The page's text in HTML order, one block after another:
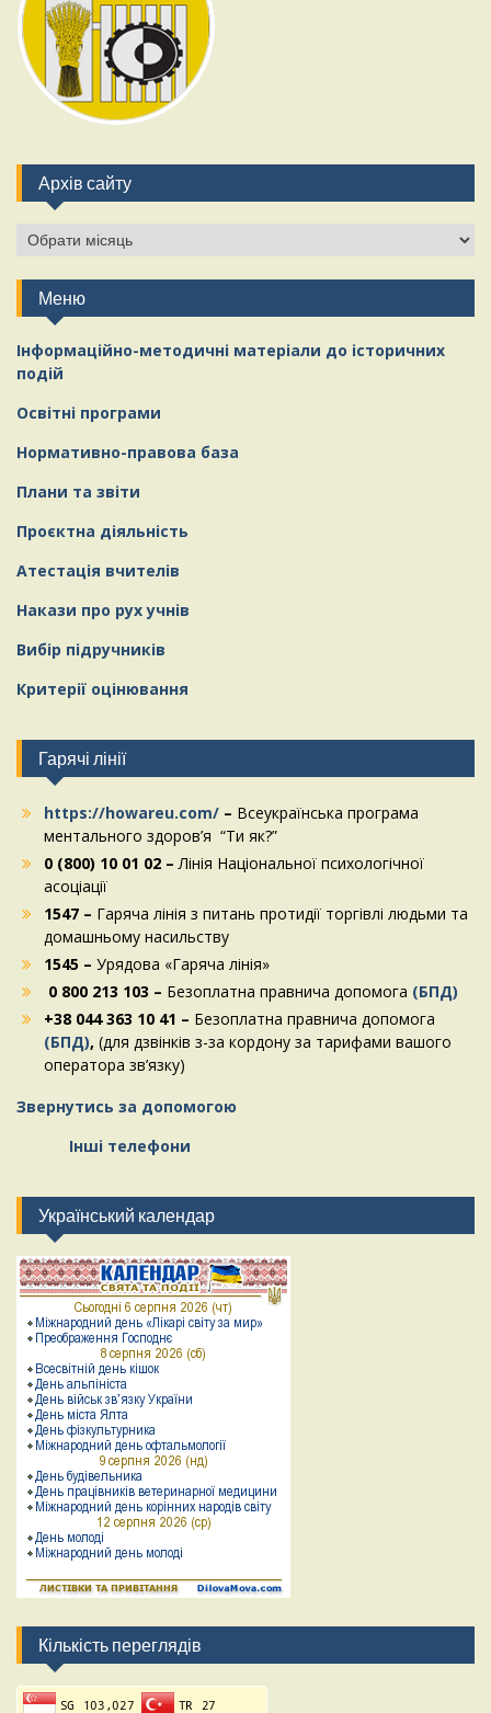
Архів сайту
Меню
Інформаційно-методичні матеріали до історичних
подій
Освітні програми
Нормативно-правова база
Плани та звіти
Проєктна діяльність
Атестація вчителів
Накази про рух учнів
Вибір підручників
Критерії оцінювання
Гарячі лінії
https://howareu.com/ – Всеукраїнська програма
ментального здоров’я “Ти як?”
0 (800) 10 01 02 –Лінія Національної психологічної
асоціації
1547 – Гаряча лінія з питань протидії торгівлі людьми та
домашньому насильству
1545 – Урядова «Гаряча лінія»
0 800 213 103 – Безоплатна правнича допомога (БПД)
+38 044 363 10 41 – Безоплатна правнича допомога
(БПД), (для дзвінків з-за кордону за тарифами вашого
оператора зв’язку)
Звернутись за допомогою
Інші телефони
Український календар
Кількість переглядів